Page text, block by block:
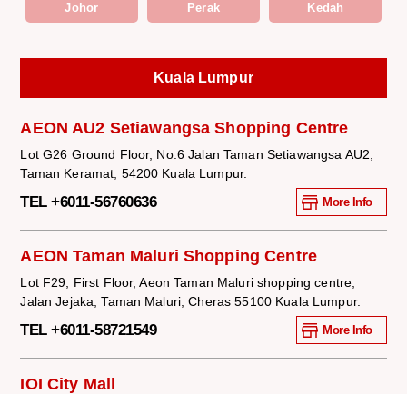
Johor Perak Kedah
Kuala Lumpur
AEON AU2 Setiawangsa Shopping Centre
Lot G26 Ground Floor, No.6 Jalan Taman Setiawangsa AU2,
Taman Keramat, 54200 Kuala Lumpur.
TEL +6011-56760636 More Info
AEON Taman Maluri Shopping Centre
Lot F29, First Floor, Aeon Taman Maluri shopping centre,
Jalan Jejaka, Taman Maluri, Cheras 55100 Kuala Lumpur.
TEL +6011-58721549 More Info
IOI City Mall